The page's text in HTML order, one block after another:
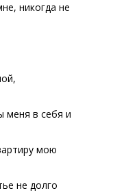
никогда не
меня в себя и
мою
не долго